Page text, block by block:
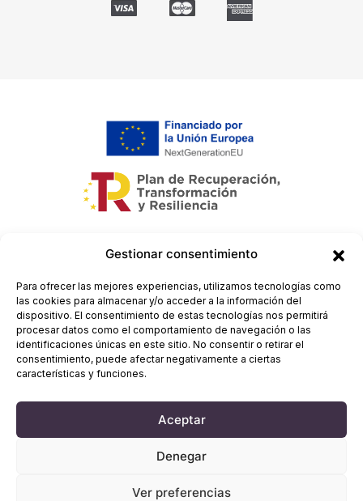
Gestionar consentimiento
Para ofrecer las mejores experiencias, utilizamos tecnologías como
las cookies para almacenar y/o acceder a la información del
dispositivo. El consentimiento de estas tecnologías nos permitirá
procesar datos como el comportamiento de navegación o las
identificaciones únicas en este sitio. No consentir o retirar el
consentimiento, puede afectar negativamente a ciertas
características y funciones.
Aceptar
Denegar
Ver preferencias
Aviso legal
-
Política de cookies
-
-